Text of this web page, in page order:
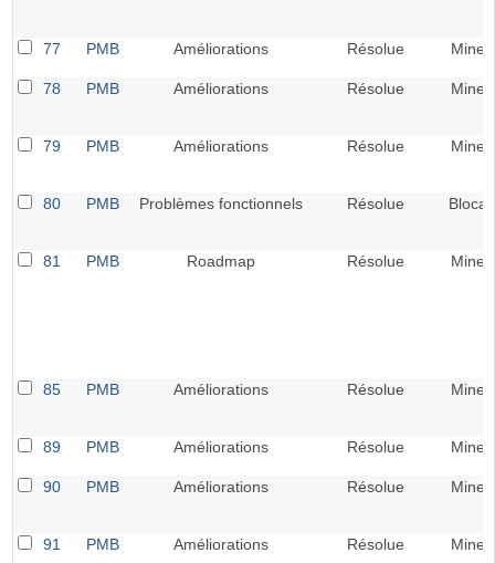
77 PMB Améliorations Résolue
78 PMB Améliorations Résolue
79 PMB Améliorations Résolue
80 PMB Problèmes fonctionnels Résolue
81 PMB Roadmap Résolue
85 PMB Améliorations Résolue
89 PMB Améliorations Résolue
90 PMB Améliorations Résolue
91 PMB Améliorations Résolue